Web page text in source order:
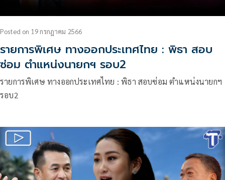
Posted on 19 กรกฎาคม 2566
รายการพิเศษ ทางออกประเทศไทย : พิธา สอบ
ซ่อม ตำแหน่งนายกฯ รอบ2
รายการพิเศษ ทางออกประเทศไทย : พิธา สอบซ่อม ตำแหน่งนายกฯ
รอบ2